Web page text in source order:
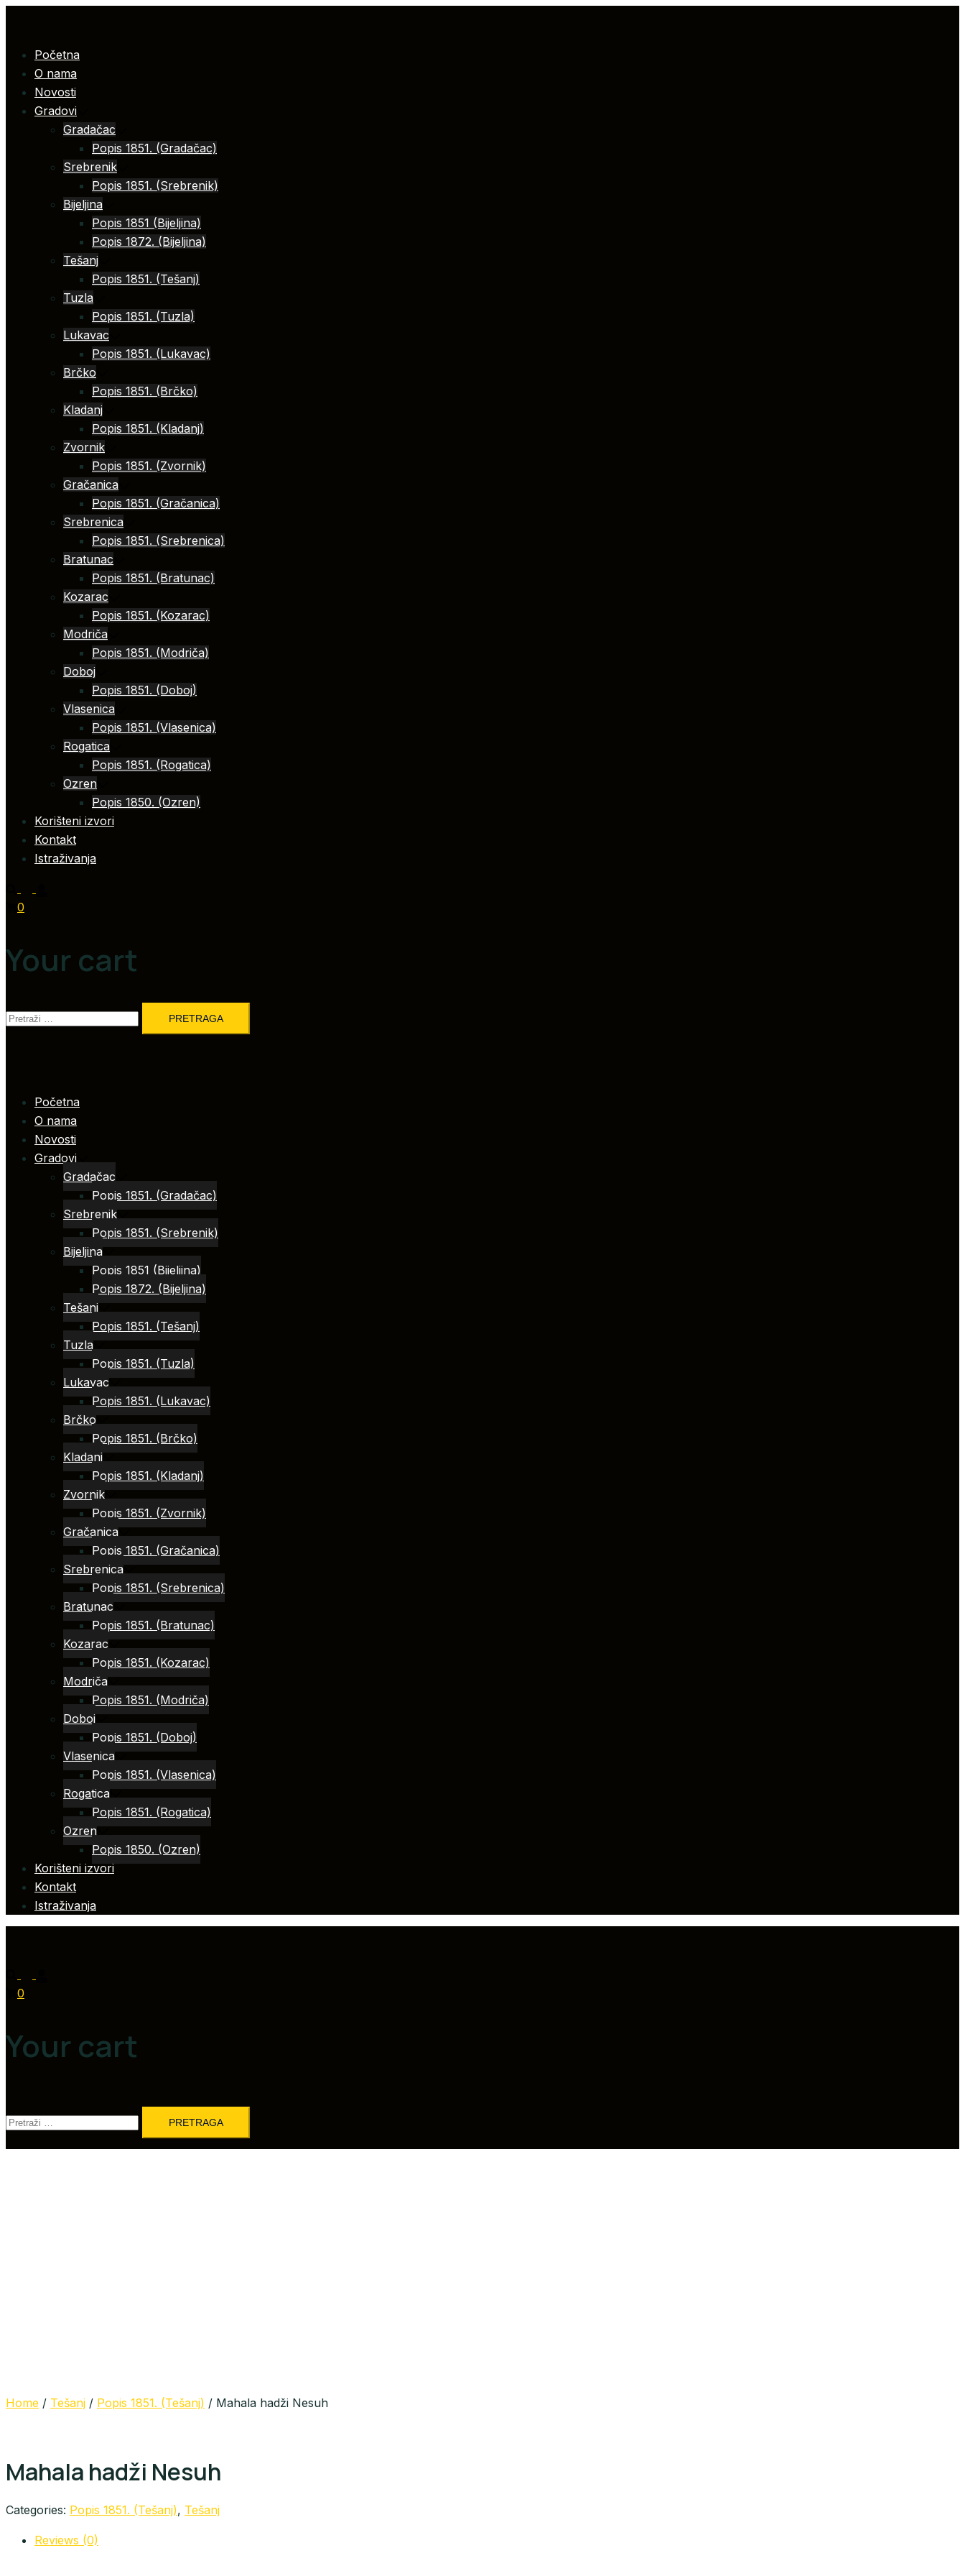
contentPočetna
O nama
Novosti
Gradovi
Gradačac
Popis 1851. (Gradačac)
Srebrenik
Popis 1851. (Srebrenik)
Bijeljina
Popis 1851 (Bijeljina)
Popis 1872. (Bijeljina)
Tešanj
Popis 1851. (Tešanj)
Tuzla
Popis 1851. (Tuzla)
Lukavac
Popis 1851. (Lukavac)
Brčko
Popis 1851. (Brčko)
Kladanj
Popis 1851. (Kladanj)
Zvornik
Popis 1851. (Zvornik)
Gračanica
Popis 1851. (Gračanica)
Srebrenica
Popis 1851. (Srebrenica)
Bratunac
Popis 1851. (Bratunac)
Kozarac
Popis 1851. (Kozarac)
Modriča
Popis 1851. (Modriča)
Doboj
Popis 1851. (Doboj)
Vlasenica
Popis 1851. (Vlasenica)
Rogatica
Popis 1851. (Rogatica)
Ozren
Popis 1850. (Ozren)
Korišteni izvori
Kontakt
Istraživanja
0
Your cart
Pretraga:
Početna
O nama
Novosti
Gradovi
Gradačac
Popis 1851. (Gradačac)
Srebrenik
Popis 1851. (Srebrenik)
Bijeljina
Popis 1851 (Bijeljina)
Popis 1872. (Bijeljina)
Tešanj
Popis 1851. (Tešanj)
Tuzla
Popis 1851. (Tuzla)
Lukavac
Popis 1851. (Lukavac)
Brčko
Popis 1851. (Brčko)
Kladanj
Popis 1851. (Kladanj)
Zvornik
Popis 1851. (Zvornik)
Gračanica
Popis 1851. (Gračanica)
Srebrenica
Popis 1851. (Srebrenica)
Bratunac
Popis 1851. (Bratunac)
Kozarac
Popis 1851. (Kozarac)
Modriča
Popis 1851. (Modriča)
Doboj
Popis 1851. (Doboj)
Vlasenica
Popis 1851. (Vlasenica)
Rogatica
Popis 1851. (Rogatica)
Ozren
Popis 1850. (Ozren)
Korišteni izvori
Kontakt
Istraživanja
0
Your cart
Pretraga:
Home / Tešanj / Popis 1851. (Tešanj) / Mahala hadži Nesuh
Mahala hadži Nesuh
Categories: Popis 1851. (Tešanj), Tešanj
Reviews (0)